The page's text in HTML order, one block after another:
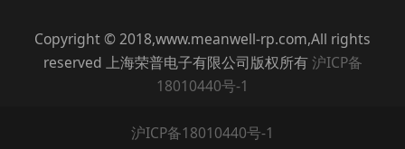
Copyright © 2018,www.meanwell-rp.com,All rights
reserved 上海荣普电子有限公司版权所有沪ICP备
18010440号-1
沪ICP备18010440号-1